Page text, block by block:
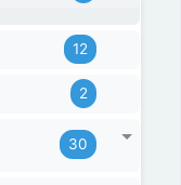
12
2
30